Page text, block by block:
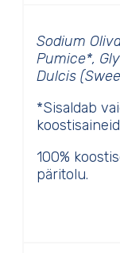
Sodium
Pumice*,
Dulcis
*Sisaldab
koostisaineid
100%
päritolu.